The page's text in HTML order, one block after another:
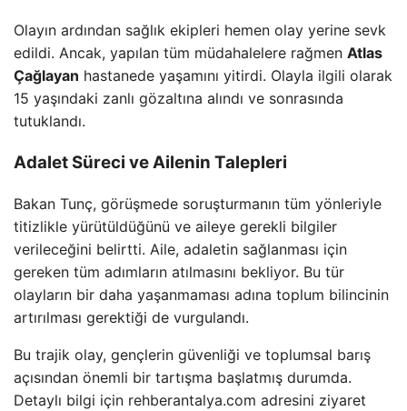
Olayın ardından sağlık ekipleri hemen olay yerine sevk
edildi. Ancak, yapılan tüm müdahalelere rağmen Atlas
Çağlayan hastanede yaşamını yitirdi. Olayla ilgili olarak
15 yaşındaki zanlı gözaltına alındı ve sonrasında
tutuklandı.
Adalet Süreci ve Ailenin Talepleri
Bakan Tunç, görüşmede soruşturmanın tüm yönleriyle
titizlikle yürütüldüğünü ve aileye gerekli bilgiler
verileceğini belirtti. Aile, adaletin sağlanması için
gereken tüm adımların atılmasını bekliyor. Bu tür
olayların bir daha yaşanmaması adına toplum bilincinin
artırılması gerektiği de vurgulandı.
Bu trajik olay, gençlerin güvenliği ve toplumsal barış
açısından önemli bir tartışma başlatmış durumda.
Detaylı bilgi için rehberantalya.com adresini ziyaret